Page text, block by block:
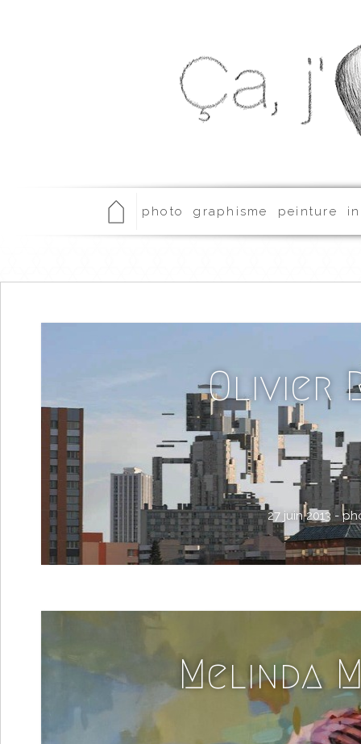
photo graphisme peinture
Olivier
27 juin 2013 -
Melinda